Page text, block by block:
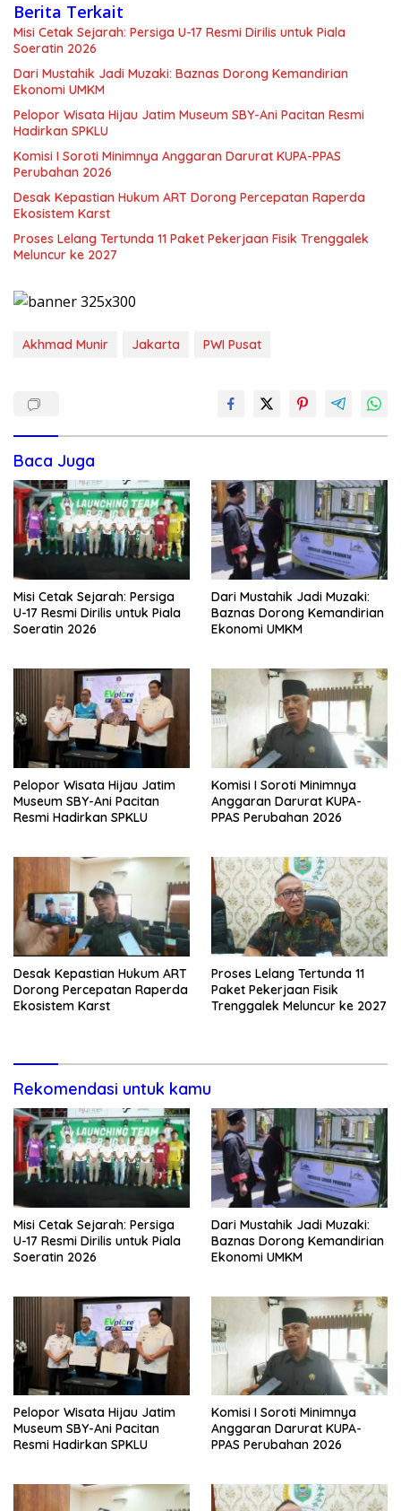
Berita Terkait
Misi Cetak Sejarah: Persiga U-17 Resmi Dirilis untuk Piala
Soeratin 2026
Dari Mustahik Jadi Muzaki: Baznas Dorong Kemandirian
Ekonomi UMKM
Pelopor Wisata Hijau Jatim Museum SBY-Ani Pacitan Resmi
Hadirkan SPKLU
Komisi I Soroti Minimnya Anggaran Darurat KUPA-PPAS
Perubahan 2026
Desak Kepastian Hukum ART Dorong Percepatan Raperda
Ekosistem Karst
Proses Lelang Tertunda 11 Paket Pekerjaan Fisik Trenggalek
Meluncur ke 2027
Akhmad Munir Jakarta PWI Pusat
Baca Juga
Misi Cetak Sejarah: Persiga
U-17 Resmi Dirilis untuk Piala
Soeratin 2026
Dari Mustahik Jadi Muzaki:
Baznas Dorong Kemandirian
Ekonomi UMKM
Pelopor Wisata Hijau Jatim
Museum SBY-Ani Pacitan
Resmi Hadirkan SPKLU
Komisi I Soroti Minimnya
Anggaran Darurat KUPA-
PPAS Perubahan 2026
Desak Kepastian Hukum ART
Dorong Percepatan Raperda
Ekosistem Karst
Proses Lelang Tertunda 11
Paket Pekerjaan Fisik
Trenggalek Meluncur ke 2027
Rekomendasi untuk kamu
Misi Cetak Sejarah: Persiga
U-17 Resmi Dirilis untuk Piala
Soeratin 2026
Dari Mustahik Jadi Muzaki:
Baznas Dorong Kemandirian
Ekonomi UMKM
Pelopor Wisata Hijau Jatim
Museum SBY-Ani Pacitan
Resmi Hadirkan SPKLU
Komisi I Soroti Minimnya
Anggaran Darurat KUPA-
PPAS Perubahan 2026